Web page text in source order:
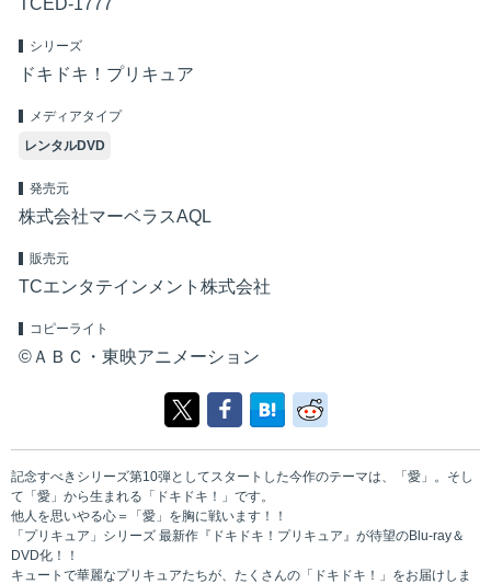
TCED-1777
シリーズ
ドキドキ！プリキュア
メディアタイプ
レンタルDVD
発売元
株式会社マーベラスAQL
販売元
TCエンタテインメント株式会社
コピーライト
©ＡＢＣ・東映アニメーション
記念すべきシリーズ第10弾としてスタートした今作のテーマは、「愛」。そし
て「愛」から生まれる「ドキドキ！」です。
他人を思いやる心＝「愛」を胸に戦います！！
「プリキュア」シリーズ 最新作『ドキドキ！プリキュア』が待望のBlu-ray＆
DVD化！！
キュートで華麗なプリキュアたちが、たくさんの「ドキドキ！」をお届けしま